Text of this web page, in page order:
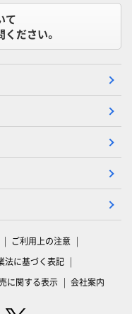
て
ださい。
ご利用上の注意
法に基づく表記
に関する表示 会社案内